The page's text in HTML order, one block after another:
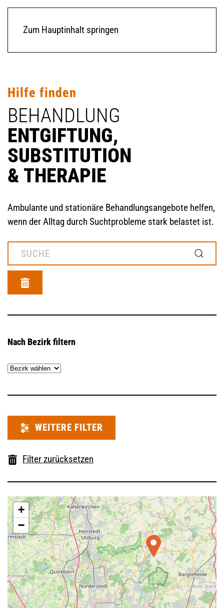
Zum Hauptinhalt springen
Hilfe finden
BEHANDLUNG
ENTGIFTUNG,
SUBSTITUTION
& THERAPIE
Ambulante und stationäre Behandlungsangebote helfen,
wenn der Alltag durch Suchtprobleme stark belastet ist.
MOD_GESUNDHEITSWEGWEISER_SEARCH_LABEL
+
−
Nach Bezirk filtern
WEITERE FILTER
Filter zurücksetzen